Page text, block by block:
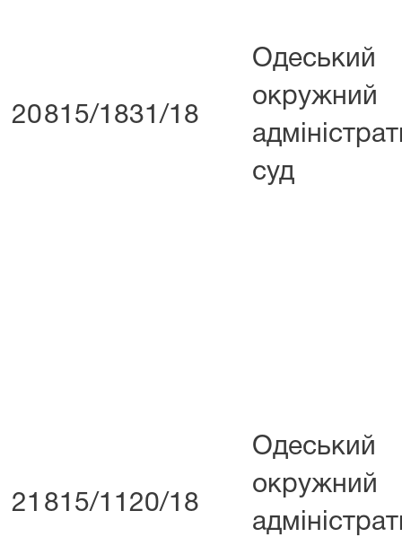
20815/1831/18
Одеський
окружний
суд
21 815/1120/18
Одеський
окружний